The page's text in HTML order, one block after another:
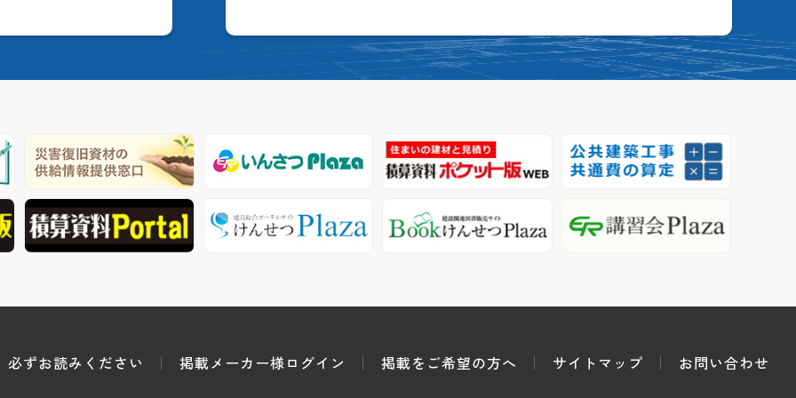
必ずお読みください 掲載メーカー様ログイン 掲載をご希望の方へ サイトマップ お問い合わせ